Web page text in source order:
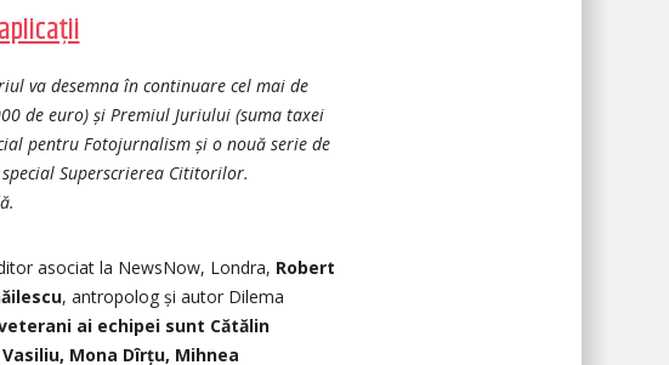
va desemna în continuare cel mai de
de euro) și Premiul Juriului (suma taxei
pentru Fotojurnalism și o nouă serie de
Superscrierea Cititorilor.
asociat la NewsNow, Londra, Robert
, antropolog și autor Dilema
ai echipei sunt Cătălin
Mona Dîrțu, Mihnea